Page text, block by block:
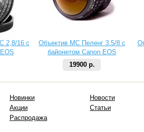
2,8/16 с
Объектив МС Пеленг 3.5/8 с
байонетом Canon EOS
19900 р.
Новинки
Акции
Распродажа
Новости
Статьи